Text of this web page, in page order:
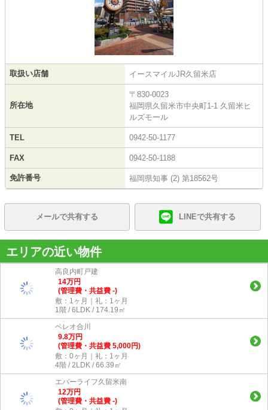
取扱い店舗 イースマイルJR久留米店
所在地
〒830-0023
福岡県久留米市中央町1-1 久留米ヒ
ルズモール
TEL 0942-50-1177
FAX 0942-50-1188
免許番号 福岡県知事 (2) 第18562号
メールで共有する LINEで共有する
エリアの近い物件
高良内町戸建
14万円
(管理費・共益費 -)
敷：1ヶ月｜礼：1ヶ月
1階 / 6LDK / 174.19㎡
ベレオ合川
9.8万円
(管理費・共益費 5,000円)
敷：0ヶ月｜礼：1ヶ月
4階 / 2LDK / 66.39㎡
エバーライフ久留米南
12万円
(管理費・共益費 -)